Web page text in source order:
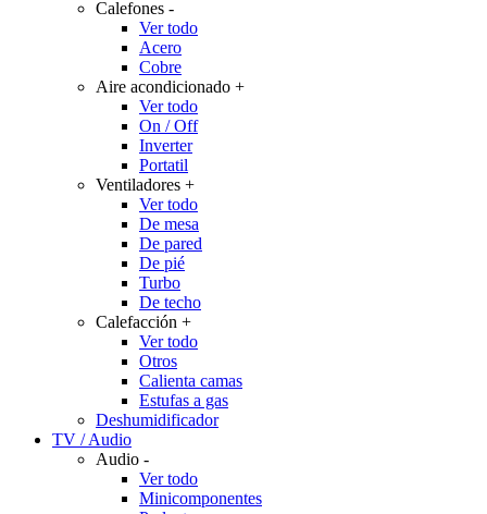
Calefones -
Ver todo
Acero
Cobre
Aire acondicionado +
Ver todo
On / Off
Inverter
Portatil
Ventiladores +
Ver todo
De mesa
De pared
De pié
Turbo
De techo
Calefacción +
Ver todo
Otros
Calienta camas
Estufas a gas
Deshumidificador
TV / Audio
Audio -
Ver todo
Minicomponentes